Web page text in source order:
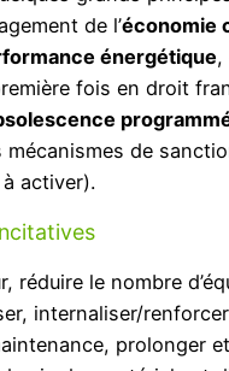
de l’économie
énergétique,
fois en droit
mécanismes de
activer).
réduire le nombre
internaliser/
prolonger